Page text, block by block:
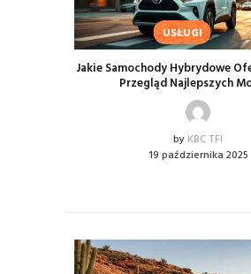
USŁUGI
Jakie Samochody Hybrydowe
Przegląd Najlepszych
by KBC TFI
19 października 2025